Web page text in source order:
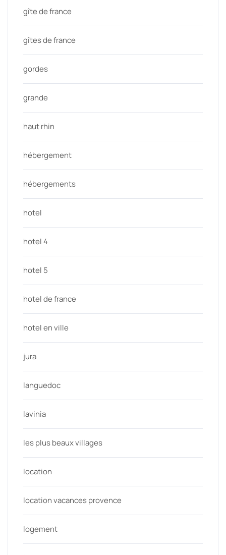
gîte de france
gîtes de france
gordes
grande
haut rhin
hébergement
hébergements
hotel
hotel 4
hotel 5
hotel de france
hotel en ville
jura
languedoc
lavinia
les plus beaux villages
location
location vacances provence
logement